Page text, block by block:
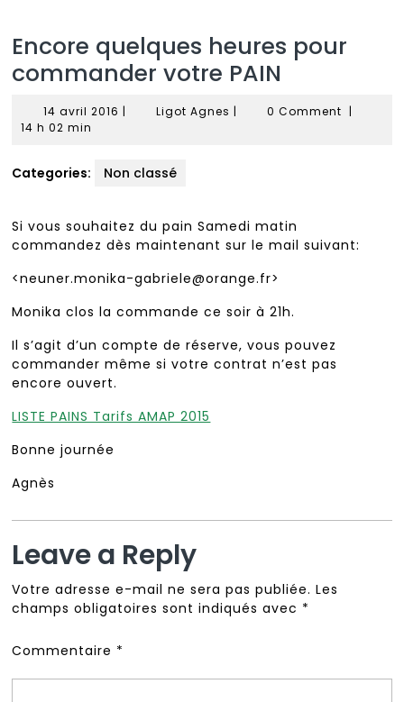
Encore quelques heures pour
commander votre PAIN
14 avril 2016 14| Ligot Agnes Ligot
| 0 Comment |
14 h 02 min
Categories: Non classé
Si vous souhaitez du pain Samedi matin
commandez dès maintenant sur le mail suivant:
<neuner.monika-gabriele@orange.fr>
Monika clos la commande ce soir à 21h.
Il s’agit d’un compte de réserve, vous pouvez
commander même si votre contrat n’est pas
encore ouvert.
LISTE PAINS Tarifs AMAP 2015
Bonne journée
Agnès
Leave a Reply
Votre adresse e-mail ne sera pas publiée. Les
champs obligatoires sont indiqués avec *
Commentaire *